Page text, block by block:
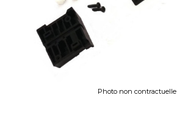
Photo non contractuelle